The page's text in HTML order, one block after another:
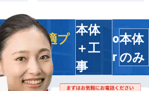
すぐ
最適プ
ます
本体
＋工
事
o
r
本体
のみ